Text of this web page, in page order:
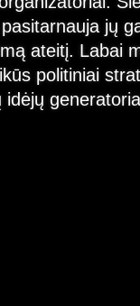
jų
ateitį. Labai
politiniai
idėjų